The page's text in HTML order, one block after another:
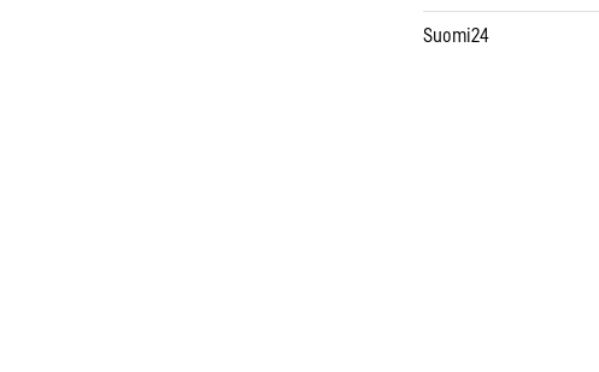
Suomi24